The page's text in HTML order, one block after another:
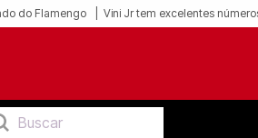
do Flamengo Vini Jr tem excelentes